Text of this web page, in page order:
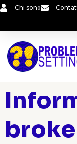
Vai
contenuto
Chi sono